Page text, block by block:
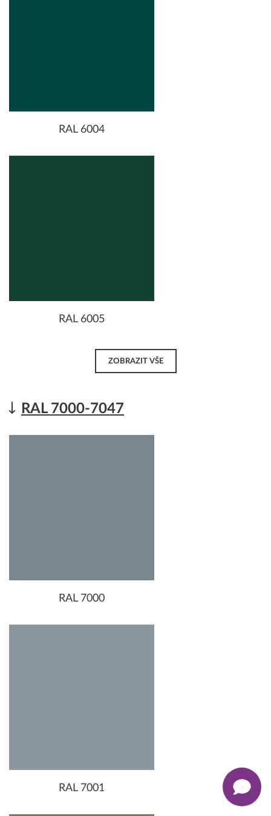
RAL 6004
RAL 6005
ZOBRAZIT VŠE
RAL 7000-7047
RAL 7000
RAL 7001